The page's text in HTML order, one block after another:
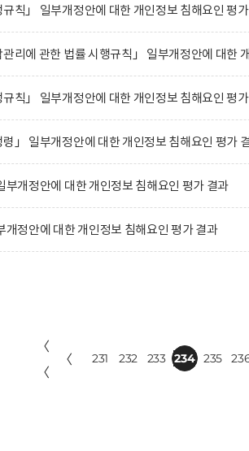
규칙」 일부개정안에 대한 개인정보 침해요인 평
관리에 관한 법률 시행규칙」 일부개정안에 대한
규칙」 일부개정안에 대한 개인정보 침해요인 평
령」 일부개정안에 대한 개인정보 침해요인 평가
부개정안에 대한 개인정보 침해요인 평가 결과
개정안에 대한 개인정보 침해요인 평가 결과
〈
〈
〈 231 232 233 234 235